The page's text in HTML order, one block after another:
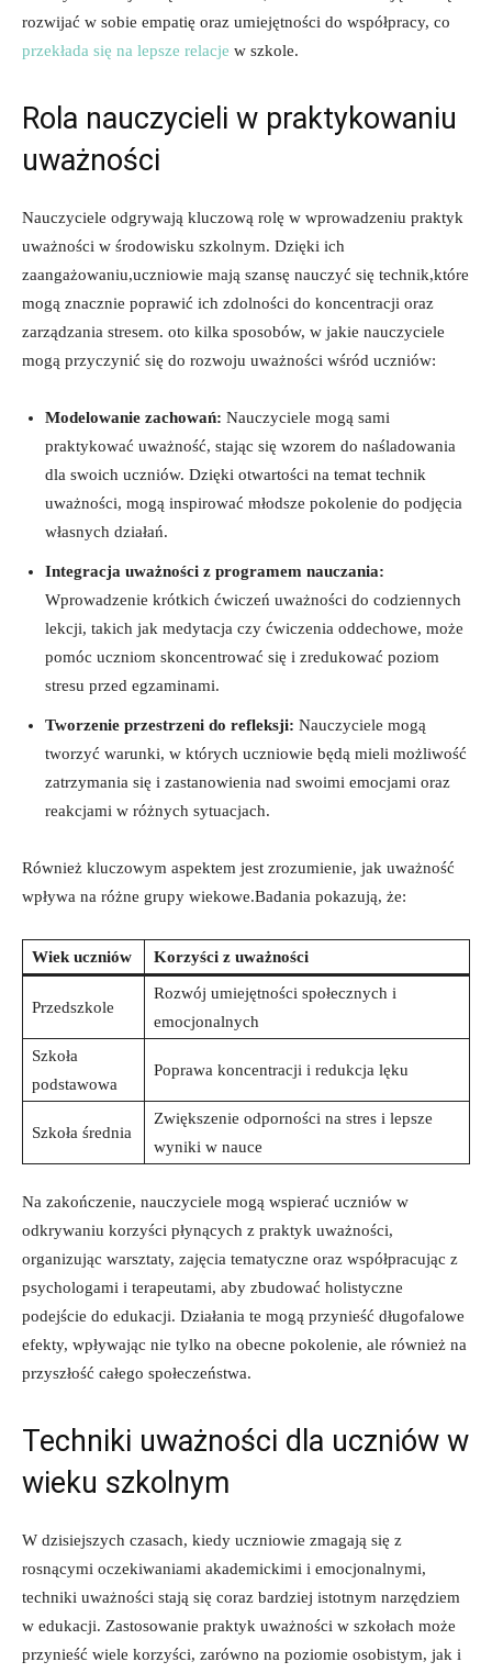
rozwijać w sobie empatię oraz⁢ umiejętności do współpracy, co
przekłada się na lepsze relacje w szkole.
Rola ⁣nauczycieli w praktykowaniu
uważności
Nauczyciele ⁣odgrywają‌ kluczową ⁢rolę w wprowadzeniu praktyk‍
uważności w⁢ środowisku szkolnym. Dzięki ich
zaangażowaniu,uczniowie⁢ mają szansę nauczyć ​się ⁣technik,które
mogą znacznie poprawić ich zdolności do koncentracji oraz
zarządzania stresem. oto kilka sposobów, w jakie nauczyciele
mogą przyczynić się do rozwoju uważności wśród uczniów:
Modelowanie ​zachowań: Nauczyciele mogą sami
praktykować uważność, stając się wzorem do naśladowania
dla swoich uczniów. Dzięki otwartości na temat technik
uważności, mogą inspirować⁣ młodsze ⁣pokolenie do podjęcia‍
własnych‌ działań.
Integracja uważności z⁢ programem ⁤nauczania:
Wprowadzenie krótkich ćwiczeń uważności do codziennych
lekcji, ‍takich jak ​medytacja‌ czy ćwiczenia oddechowe, może
pomóc uczniom skoncentrować się i zredukować ⁤poziom
stresu przed egzaminami.
Tworzenie przestrzeni ⁢do refleksji: Nauczyciele⁢ mogą
tworzyć warunki, w których uczniowie będą mieli możliwość​
zatrzymania się i zastanowienia nad‌ swoimi emocjami oraz
reakcjami w różnych ⁣sytuacjach.
Również ‌kluczowym ⁢aspektem jest zrozumienie, jak ⁣uważność⁢
wpływa na różne‍ grupy wiekowe.Badania ‍pokazują,⁤ że:
Wiek uczniów Korzyści z uważności
Przedszkole
Rozwój⁤ umiejętności społecznych i
emocjonalnych
Szkoła
podstawowa
Poprawa koncentracji ⁣i redukcja lęku
Szkoła średnia
Zwiększenie odporności na stres i ⁢lepsze
⁢wyniki w nauce
Na zakończenie, nauczyciele ⁤mogą wspierać uczniów‌ w
⁢odkrywaniu ⁣korzyści płynących ‍z praktyk uważności,
organizując warsztaty, zajęcia tematyczne oraz ‍współpracując ⁣z
psychologami i terapeutami, aby zbudować holistyczne
‌podejście do edukacji. Działania ‍te mogą przynieść długofalowe
efekty, wpływając nie ⁤tylko na obecne pokolenie, ‌ale ​również na
przyszłość ⁢całego społeczeństwa.
Techniki uważności dla uczniów w
wieku szkolnym
W ⁣dzisiejszych czasach, kiedy uczniowie zmagają ​się z
rosnącymi oczekiwaniami akademickimi i emocjonalnymi,
techniki uważności stają⁤ się⁢ coraz bardziej istotnym narzędziem
w edukacji. Zastosowanie praktyk uważności w szkołach może
przynieść wiele korzyści, zarówno⁤ na poziomie osobistym, ‍jak i